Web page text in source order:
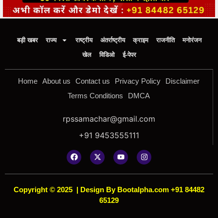
बड़ी खबर राज्य राष्ट्रीय अंतर्राष्ट्रीय क्राइम राजनीति
मनोरंजन
खेल
विडिओ ई-पेपर
Home About us Contact us Privacy Policy
Disclaimer
Terms Conditions
DMCA
rpssamachar@gmail.com
+91 9453555111
Copyright © 2025 | Design By Bootalpha.com +91 84482
65129